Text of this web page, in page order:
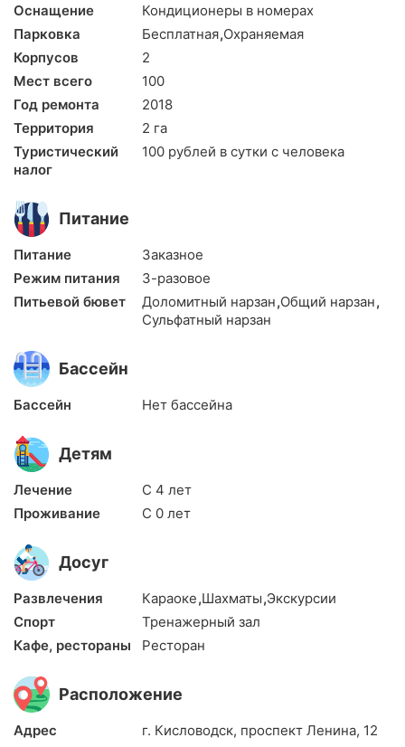
Оснащение
Кондиционеры в номерах
Парковка
Бесплатная,Охраняемая
Корпусов
2
Мест всего
100
Год ремонта
2018
Территория
2 га
Туристический
налог
100 рублей в сутки с человека
Питание
Питание
Заказное
Режим питания
3-разовое
Питьевой бювет
Доломитный нарзан,Общий нарзан,
Сульфатный нарзан
Бассейн
Бассейн Нет бассейна
Детям
Лечение
С 4 лет
Проживание
С 0 лет
Досуг
Развлечения Караоке,Шахматы,Экскурсии
Спорт
Тренажерный зал
Кафе, рестораны
Ресторан
Расположение
Адрес
г. Кисловодск, проспект Ленина, 12